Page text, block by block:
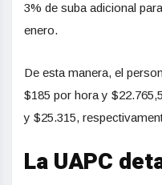
3% de suba adicional
enero.
De esta manera, el
$185 por hora y
y $25.315,
La UAPC